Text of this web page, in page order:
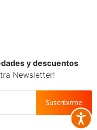
y descuentos
Newsletter!
Suscribirme